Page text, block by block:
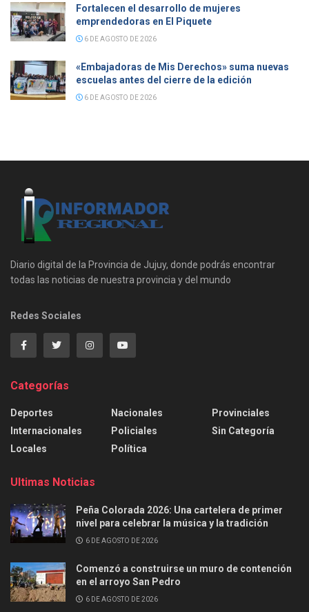
Fortalecen el desarrollo de mujeres
emprendedoras en El Piquete
6 DE AGOSTO DE 2026
«Embajadoras de Mis Derechos» suma nuevas
escuelas antes del cierre de la edición
6 DE AGOSTO DE 2026
Diario digital de la Provincia de Jujuy, donde podrás encontrar
todas las noticias de nuestra provincia y del mundo
Redes Sociales
Categorías
Deportes
Internacionales
Locales
Nacionales
Policiales
Política
Provinciales
Sin Categoría
Ultimas Noticias
Peña Colorada 2026: Una cartelera de primer
nivel para celebrar la música y la tradición
6 DE AGOSTO DE 2026
Comenzó a construirse un muro de contención
en el arroyo San Pedro
6 DE AGOSTO DE 2026